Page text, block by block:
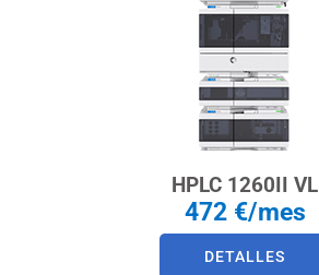
HPLC 1260II VL
472 €/mes
DETALLES